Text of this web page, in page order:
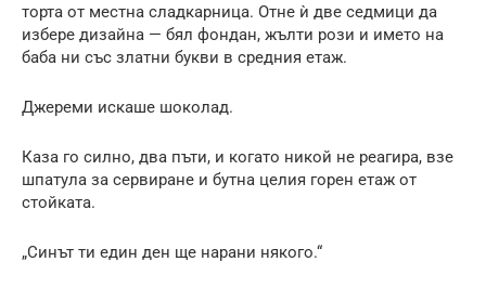
торта от местна сладкарница. Отне ѝ две седмици да
избере дизайна — бял фондан, жълти рози и името на
баба ни със златни букви в средния етаж.
Джереми искаше шоколад.
Каза го силно, два пъти, и когато никой не реагира, взе
шпатула за сервиране и бутна целия горен етаж от
стойката.
„Синът ти един ден ще нарани някого.“